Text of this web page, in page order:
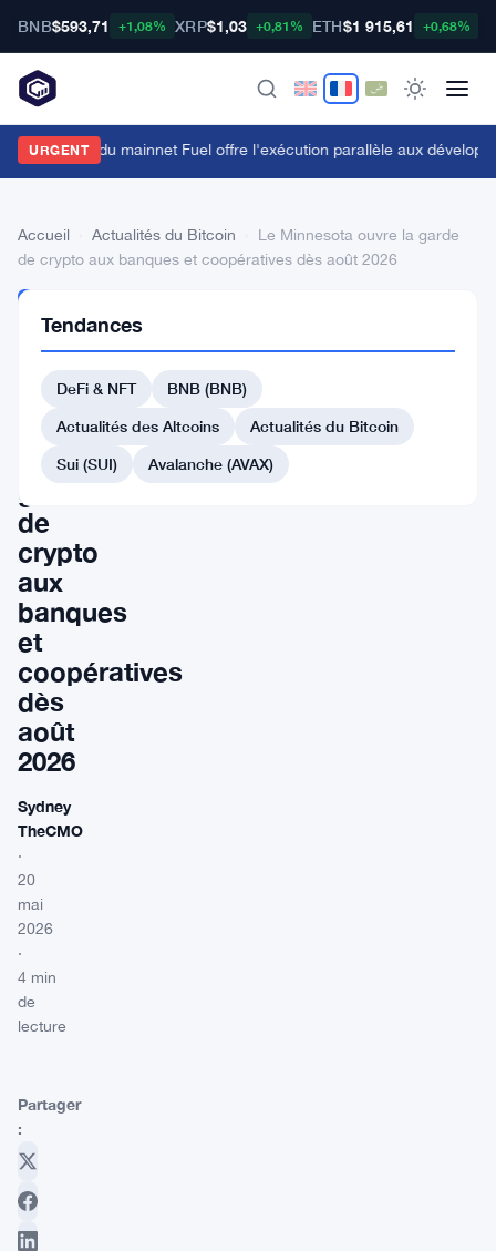
BNB$593,71 +1,08% XRP$1,03 +0,81% ETH$1 915,61 +0,68%
URGENT
lancement du mainnet Fuel offre l'exécution parallèle aux
Accueil Actualités du Bitcoin
Le Minnesota ouvre la garde
de crypto aux banques et coopératives dès août 2026
DU BITCOIN
Minnesota
ouvre
garde
de
crypto
aux
banques
et
coopératives
dès
août
2026
Sydney
TheCMO
·
20
mai
2026
·
4 min
de
lecture
Partager
:
Tendances
DeFi & NFT
BNB (BNB)
Actualités des Altcoins
Actualités du Bitcoin
Sui (SUI)
Avalanche (AVAX)